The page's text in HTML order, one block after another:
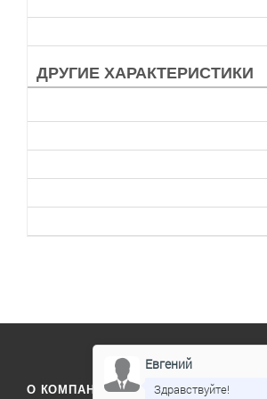
ДРУГИЕ ХАРАКТЕРИСТИКИ
О КОМПАНИИ ОТЗЫВЫ
Евгений
Здравствуйте!